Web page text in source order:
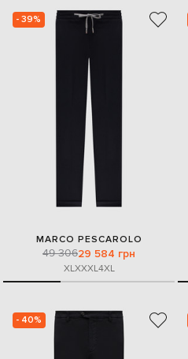
- 39%
MARCO PESCAROLO
49 30629 584 грн
XLXXXL4XL
- 40%